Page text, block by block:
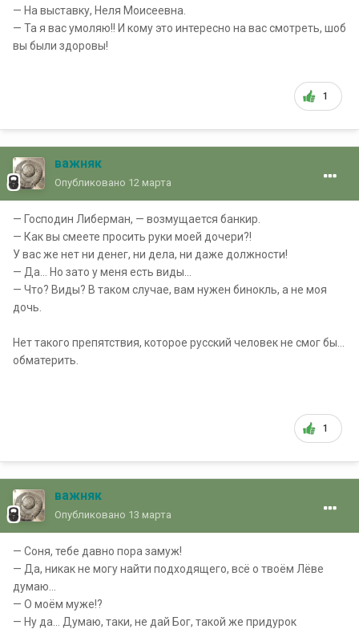
— На выставку, Неля Моисеевна.
— Та я вас умоляю!! И кому это интересно на вас смотреть, шоб
вы были здоровы!
1
важняк
Опубликовано 12 марта
— Господин Либерман, — возмущается банкир.
— Как вы смеете просить руки моей дочери?!
У вас же нет ни денег, ни дела, ни даже должности!
— Да… Но зато у меня есть виды…
— Что? Виды? В таком случае, вам нужен бинокль, а не моя
дочь.
Нет такого препятствия, которое русский человек не смог бы...
обматерить.
1
важняк
Опубликовано 13 марта
— Соня, тебе давно пора замуж!
— Да, никак не могу найти подходящего, всё о твоём Лёве
думаю…
— О моём муже!?
— Ну да… Думаю, таки, не дай Бог, такой же придурок